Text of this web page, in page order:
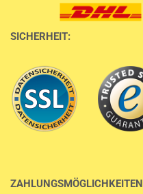
SICHERHEIT:
ZAHLUNGSMÖGLICHKEITEN